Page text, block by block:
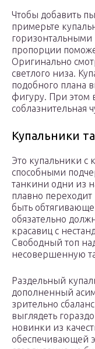
Чтобы добавить
примерьте
горизонтальными
пропорции
Оригинально
светлого низа.
подобного плана
фигуру. При этом
соблазнительная
Купальники
Это купальники с
способными
танкини одни из
плавно
быть
обязательно
красавиц с
Свободный топ
несовершенную
Раздельный
дополненный
зрительно
выглядеть
новинки из
обеспечивающей